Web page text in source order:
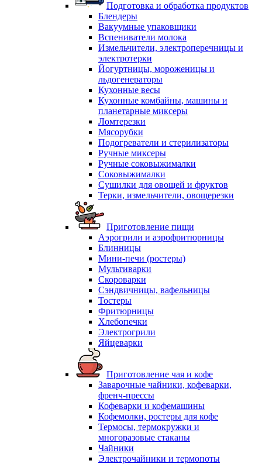
Подготовка и обработка продуктов
Блендеры
Вакуумные упаковщики
Вспениватели молока
Измельчители, электроперечницы и
электротерки
Йогуртницы, мороженицы и
льдогенераторы
Кухонные весы
Кухонные комбайны, машины и
планетарные миксеры
Ломтерезки
Мясорубки
Подогреватели и стерилизаторы
Ручные миксеры
Ручные соковыжималки
Соковыжималки
Сушилки для овощей и фруктов
Терки, измельчители, овощерезки
Приготовление пищи
Аэрогрили и аэрофритюрницы
Блинницы
Мини-печи (ростеры)
Мультиварки
Скороварки
Сэндвичницы, вафельницы
Тостеры
Фритюрницы
Хлебопечки
Электрогрили
Яйцеварки
Приготовление чая и кофе
Заварочные чайники, кофеварки,
френч-прессы
Кофеварки и кофемашины
Кофемолки, ростеры для кофе
Термосы, термокружки и
многоразовые стаканы
Чайники
Электрочайники и термопоты